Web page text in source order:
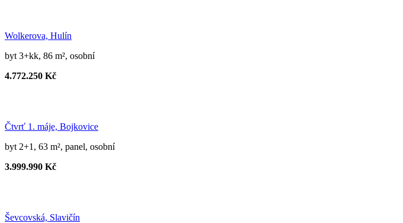
Wolkerova, Hulín
byt 3+kk, 86 m², osobní
4.772.250 Kč
Čtvrť 1. máje, Bojkovice
byt 2+1, 63 m², panel, osobní
3.999.990 Kč
Ševcovská, Slavičín